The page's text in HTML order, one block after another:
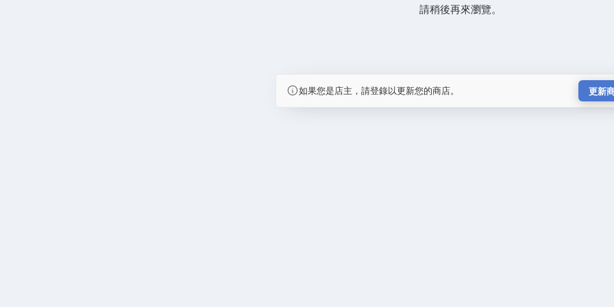
請稍後再來瀏覽。
如果您是店主，請登錄以更新您的商店。 更新